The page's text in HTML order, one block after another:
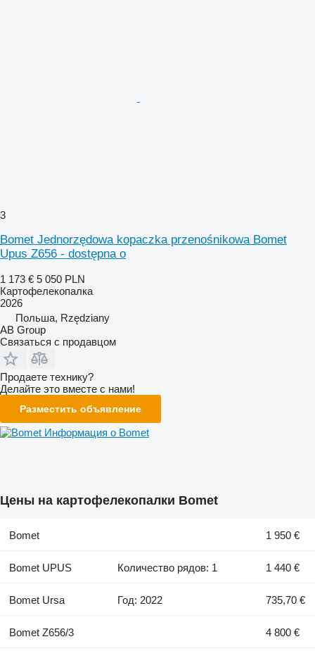
3
Bomet Jednorzędowa kopaczka przenośnikowa Bomet
Upus Z656 - dostępna o
1 173 € 5 050 PLN
Картофелекопалка
2026
Польша, Rzędziany
AB Group
Связаться с продавцом
Продаете технику?
Делайте это вместе с нами!
Разместить объявление
Информация о Bomet
Цены на картофелекопалки Bomet
Bomet 1 950 €
Bomet UPUS Количество рядов: 1 1 440 €
Bomet Ursa Год: 2022 735,70 €
Bomet Z656/3 4 800 €